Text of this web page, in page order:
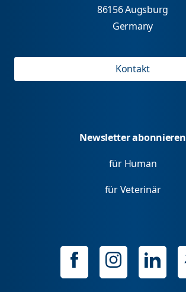
86156 Augsburg
Germany
Kontakt
Newsletter abonnieren
für Human
für Veterinär